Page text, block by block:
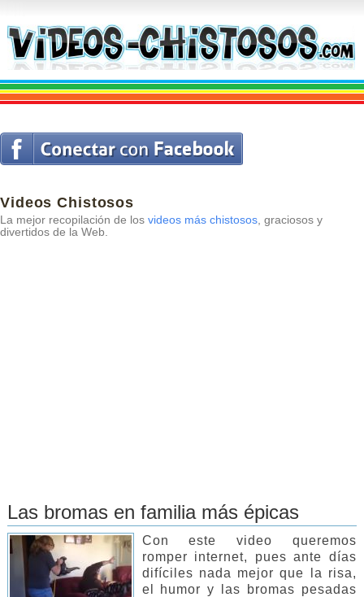
Videos Chistosos
La mejor recopilación de los videos más chistosos, graciosos y
divertidos de la Web.
Las bromas en familia más épicas
Con este video queremos
romper internet, pues ante días
difíciles nada mejor que la risa,
el humor y las bromas pesadas